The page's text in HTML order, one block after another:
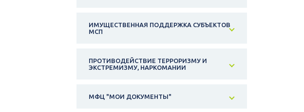
ИМУЩЕСТВЕННАЯ ПОДДЕРЖКА СУБЪЕКТОВ
МСП
ПРОТИВОДЕЙСТВИЕ ТЕРРОРИЗМУ И
ЭКСТРЕМИЗМУ, НАРКОМАНИИ
МФЦ "МОИ ДОКУМЕНТЫ"